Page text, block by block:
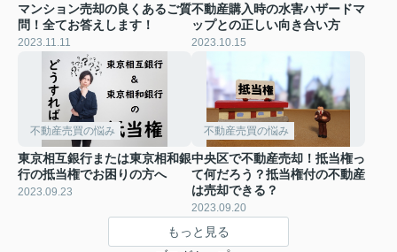
マンション売却の良くあるご質
問！全てお答えします！
2023.11.11
不動産購入時の水害ハザードマ
ップとの正しい向き合い方
2023.10.15
不動産売買の悩み
東京相互銀行または東京相和銀
行の抵当権でお困りの方へ
2023.09.23
不動産売買の悩み
中央区で不動産売却！抵当権っ
て何だろう？抵当権付の不動産
は売却できる？
2023.09.20
もっと見る